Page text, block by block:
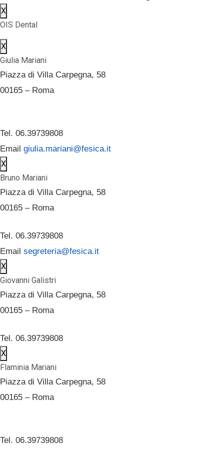
X
OIS Dental
X
Giulia Mariani
Piazza di Villa Carpegna, 58
00165 – Roma
Tel. 06.39739808
Email giulia.mariani@fesica.it
X
Bruno Mariani
Piazza di Villa Carpegna, 58
00165 – Roma
Tel. 06.39739808
Email segreteria@fesica.it
X
Giovanni Galistri
Piazza di Villa Carpegna, 58
00165 – Roma
Tel. 06.39739808
X
Flaminia Mariani
Piazza di Villa Carpegna, 58
00165 – Roma
Tel. 06.39739808